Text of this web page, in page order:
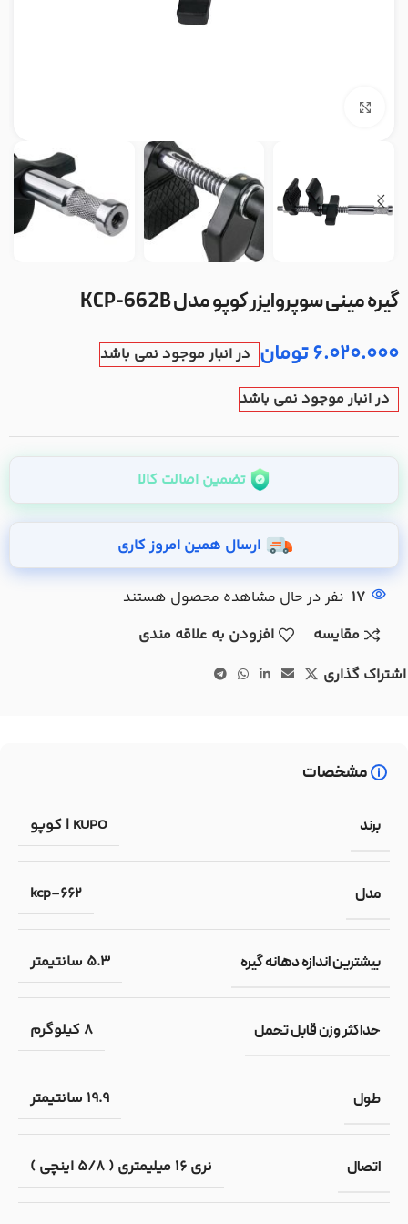
گیره مینی سوپروایزر کوپو مدل KCP-662B
6.020.000تومان در انبار موجود نمی باشد
در انبار موجود نمی باشد
تضمین اصالت کالا
ارسال همین امروز کاری
17 نفر در حال مشاهده محصول هستند
مقایسه
افزودن به علاقه مندی
اشتراک گذاری
مشخصات
برند KUPO | کوپو
مدل kcp-662
بیشترین اندازه دهانه گیره 5.3 سانتیمتر
حداکثر وزن قابل تحمل 8 کیلوگرم
طول 19.9 سانتیمتر
اتصال نری 16 میلیمتری ( 5/8 اینچی )